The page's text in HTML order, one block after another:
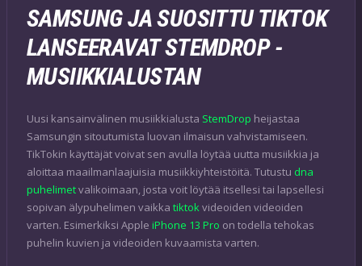
SAMSUNG JA SUOSITTU TIKTOK
LANSEERAVAT STEMDROP -
MUSIIKKIALUSTAN
Uusi kansainvälinen musiikkialusta StemDrop heijastaa
Samsungin sitoutumista luovan ilmaisun vahvistamiseen.
TikTokin käyttäjät voivat sen avulla löytää uutta musiikkia ja
aloittaa maailmanlaajuisia musiikkiyhteistöitä. Tutustu dna
puhelimetvalikoimaan, josta voit löytää itsellesi tai lapsellesi
sopivan älypuhelimen vaikka tiktokvideoiden videoiden
varten. Esimerkiksi Apple iPhone 13 Pro on todella tehokas
puhelin kuvien ja videoiden kuvaamista varten.